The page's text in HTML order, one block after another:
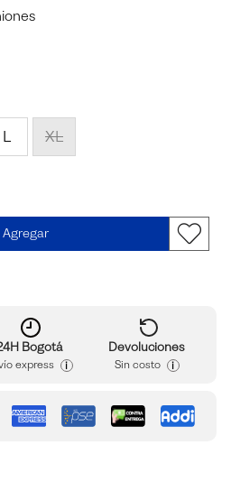
L XL
Agregar
Bogotá
express i
Devoluciones
Sin costo i